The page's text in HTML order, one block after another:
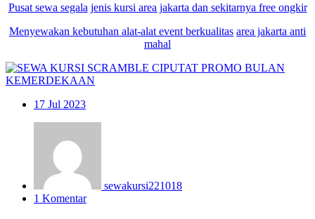
Pusat sewa segala jenis kursi area jakarta dan sekitarnya free ongkir
Menyewakan kebutuhan alat-alat event berkualitas area jakarta anti
mahal
17 Jul 2023
sewakursi221018
1 Komentar